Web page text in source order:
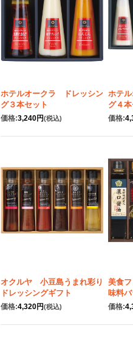
ホテルオークラ ドレッシン
グ３本セット
価格:3,240円(税込)
ホテ
グ４
価格:
オクルヤ 小豆島うまれ彩り
ドレッシングギフト
価格:4,320円(税込)
美食
味料
価格: